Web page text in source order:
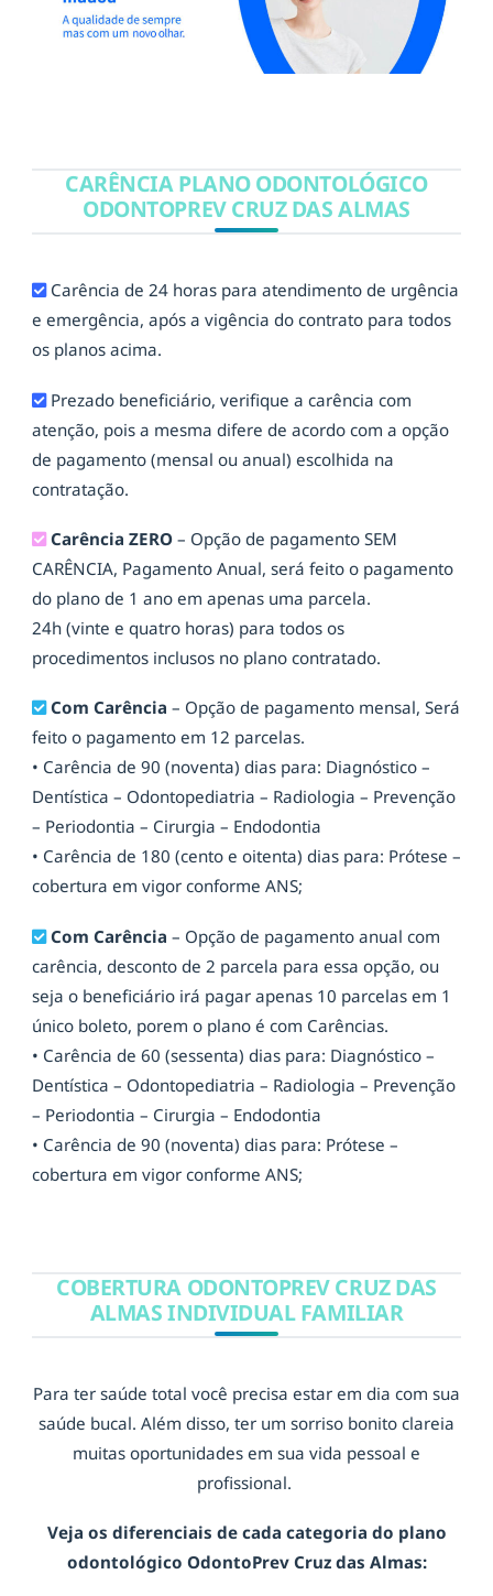
CARÊNCIA PLANO ODONTOLÓGICO
ODONTOPREV CRUZ DAS ALMAS
Carência de 24 horas para atendimento de urgência
e emergência, após a vigência do contrato para todos
os planos acima.
Prezado beneficiário, verifique a carência com
atenção, pois a mesma difere de acordo com a opção
de pagamento (mensal ou anual) escolhida na
contratação.
Carência ZERO – Opção de pagamento SEM
CARÊNCIA, Pagamento Anual, será feito o pagamento
do plano de 1 ano em apenas uma parcela.
24h (vinte e quatro horas) para todos os
procedimentos inclusos no plano contratado.
Com Carência – Opção de pagamento mensal, Será
feito o pagamento em 12 parcelas.
• Carência de 90 (noventa) dias para: Diagnóstico –
Dentística – Odontopediatria – Radiologia – Prevenção
– Periodontia – Cirurgia – Endodontia
• Carência de 180 (cento e oitenta) dias para: Prótese –
cobertura em vigor conforme ANS;
Com Carência – Opção de pagamento anual com
carência, desconto de 2 parcela para essa opção, ou
seja o beneficiário irá pagar apenas 10 parcelas em 1
único boleto, porem o plano é com Carências.
• Carência de 60 (sessenta) dias para: Diagnóstico –
Dentística – Odontopediatria – Radiologia – Prevenção
– Periodontia – Cirurgia – Endodontia
• Carência de 90 (noventa) dias para: Prótese –
cobertura em vigor conforme ANS;
COBERTURA ODONTOPREV CRUZ DAS
ALMAS INDIVIDUAL FAMILIAR
Para ter saúde total você precisa estar em dia com sua
saúde bucal. Além disso, ter um sorriso bonito clareia
muitas oportunidades em sua vida pessoal e
profissional.
Veja os diferenciais de cada categoria do plano
odontológico OdontoPrev Cruz das Almas: